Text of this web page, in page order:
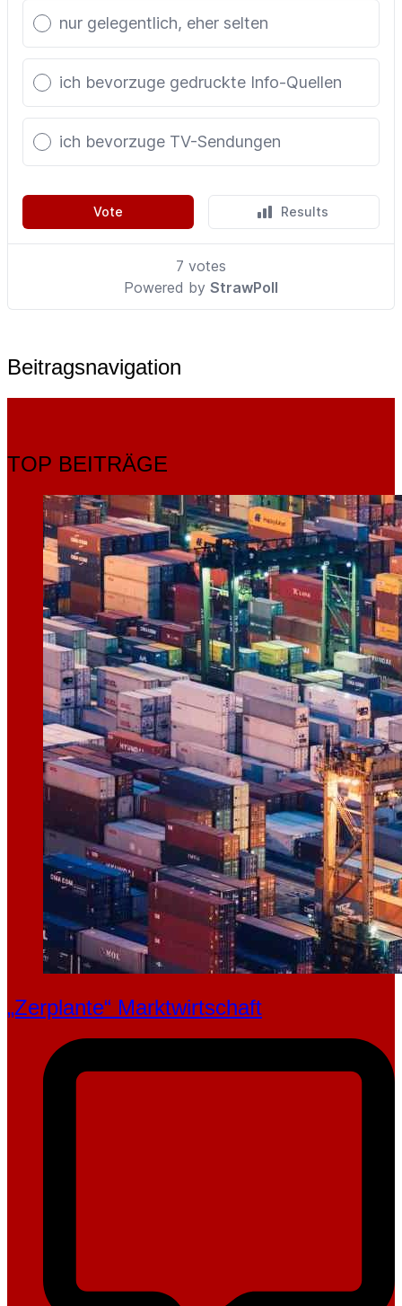
Beitragsnavigation
TOP BEITRÄGE
„Zerplante“ Marktwirtschaft